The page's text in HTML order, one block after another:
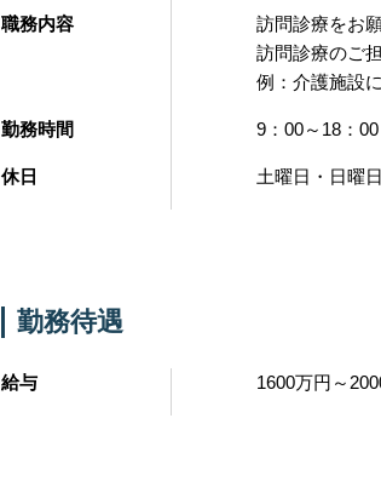
職務内容
訪問診療をお
訪問診療のご
例：介護施設
勤務時間 9：00～18：00
休日 土曜日・日曜
勤務待遇
給与 1600万円～